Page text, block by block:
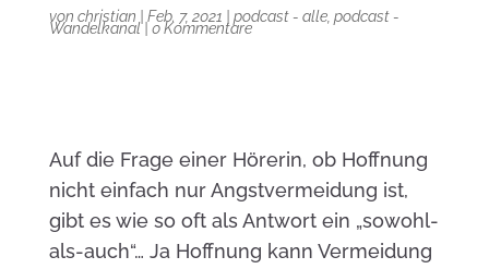
von christian Feb. 7, 2021 podcast - alle, podcast -
Wandelkanal| 0 Kommentare
Auf die Frage einer Hörerin, ob Hoffnung
nicht einfach nur Angstvermeidung ist,
gibt es wie so oft als Antwort ein „sowohl-
als-auch“… Ja Hoffnung kann Vermeidung